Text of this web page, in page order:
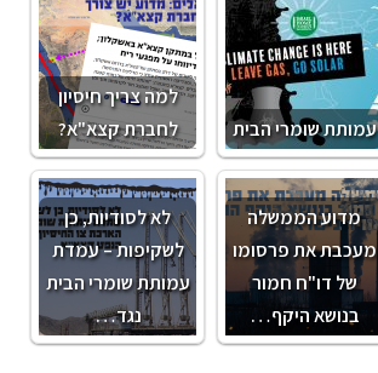
למה צריך חיסיון
לחברת קצא"א?
עמותת שומרי הבית
לא לסודיות, כן
לשקיפות – עמדת
עמותת שומרי הבית
נגד…
מדוע הממשלה
מעכבת את פרסומו
של דו"ח חמור
בנושא היקף…